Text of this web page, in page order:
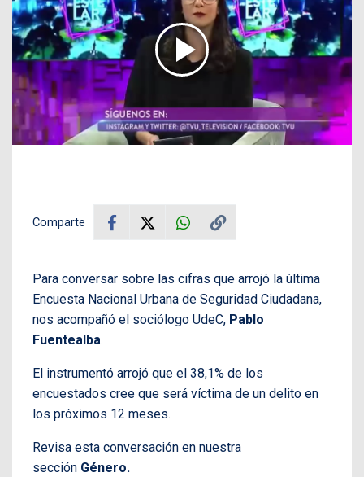
Comparte
Para conversar sobre las cifras que arrojó la última
Encuesta Nacional Urbana de Seguridad Ciudadana,
nos acompañó el sociólogo UdeC, Pablo
Fuentealba.
El instrumentó arrojó que el 38,1% de los
encuestados cree que será víctima de un delito en
los próximos 12 meses.
Revisa esta conversación en nuestra
sección Género.